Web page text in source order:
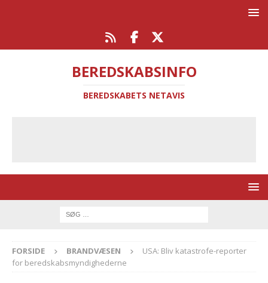
BEREDSKABSINFO
BEREDSKABETS NETAVIS
FORSIDE BRANDVÆSEN
USA: Bliv katastrofe-reporter
for beredskabsmyndighederne